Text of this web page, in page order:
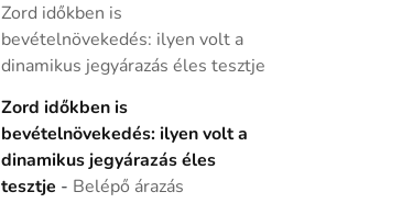
Zord időkben is
bevételnövekedés: ilyen volt a
dinamikus jegyárazás éles tesztje
Zord időkben is
bevételnövekedés: ilyen volt a
dinamikus jegyárazás éles
tesztje - Belépő árazás